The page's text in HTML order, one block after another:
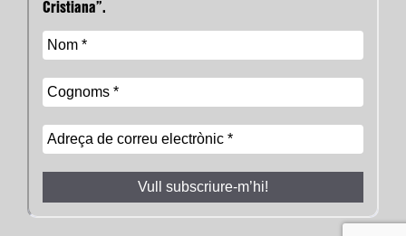
Cristiana”.